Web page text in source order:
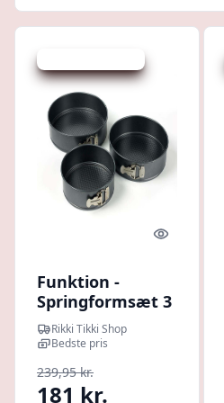
Quick look
Funktion -
Springformsæt 3
stk.Rikki Tikki Shop
Bedste pris
239,95 kr.
181 kr.